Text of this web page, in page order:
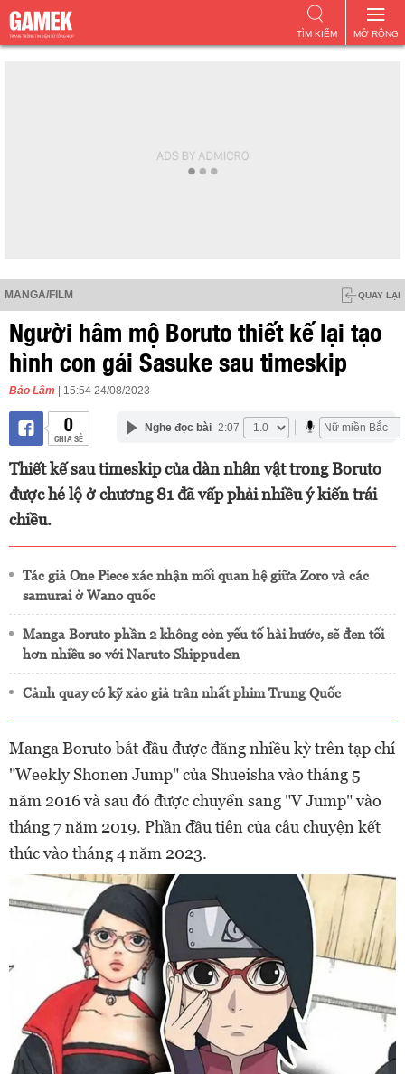
MỞ RỘNG
TÌM KIẾM
MANGA/FILM QUAY LẠI
Người hâm mộ Boruto thiết kế lại tạo
hình con gái Sasuke sau timeskip
Bảo Lâm | 15:54 24/08/2023
0
CHIA SẺ
Nghe đọc bài 2:07
Thiết kế sau timeskip của dàn nhân vật trong Boruto
được hé lộ ở chương 81 đã vấp phải nhiều ý kiến trái
chiều.
Tác giả One Piece xác nhận mối quan hệ giữa Zoro và các
samurai ở Wano quốc
Manga Boruto phần 2 không còn yếu tố hài hước, sẽ đen tối
hơn nhiều so với Naruto Shippuden
Cảnh quay có kỹ xảo giả trân nhất phim Trung Quốc
Manga Boruto bắt đầu được đăng nhiều kỳ trên tạp chí
"Weekly Shonen Jump" của Shueisha vào tháng 5
năm 2016 và sau đó được chuyển sang "V Jump" vào
tháng 7 năm 2019. Phần đầu tiên của câu chuyện kết
thúc vào tháng 4 năm 2023.